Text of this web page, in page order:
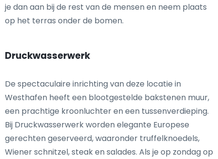
je dan aan bij de rest van de mensen en neem plaats
op het terras onder de bomen.
Druckwasserwerk
De spectaculaire inrichting van deze locatie in
Westhafen heeft een blootgestelde bakstenen muur,
een prachtige kroonluchter en een tussenverdieping.
Bij Druckwasserwerk worden elegante Europese
gerechten geserveerd, waaronder truffelknoedels,
Wiener schnitzel, steak en salades. Als je op zondag op